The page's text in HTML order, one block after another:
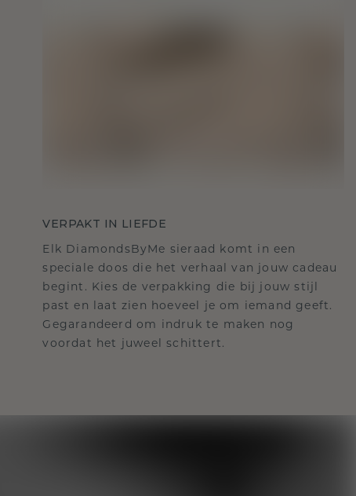
VERPAKT IN LIEFDE
Elk DiamondsByMe sieraad komt in een
speciale doos die het verhaal van jouw cadeau
begint. Kies de verpakking die bij jouw stijl
past en laat zien hoeveel je om iemand geeft.
Gegarandeerd om indruk te maken nog
voordat het juweel schittert.